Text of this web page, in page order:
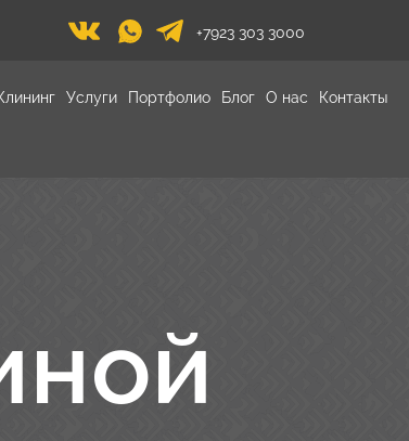
+7923 303 3000
Услуги Портфолио Блог О нас Контакты